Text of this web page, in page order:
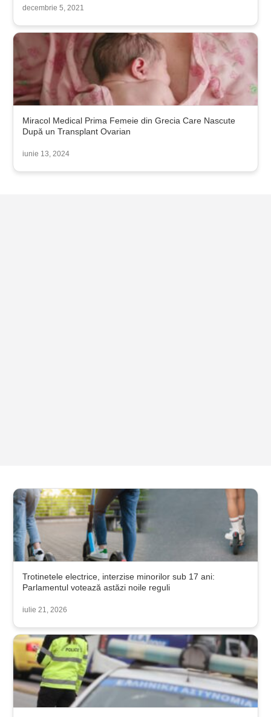
decembrie 5, 2021
Miracol Medical Prima Femeie din Grecia Care Nascute
După un Transplant Ovarian
iunie 13, 2024
Trotinetele electrice, interzise minorilor sub 17 ani:
Parlamentul votează astăzi noile reguli
iulie 21, 2026